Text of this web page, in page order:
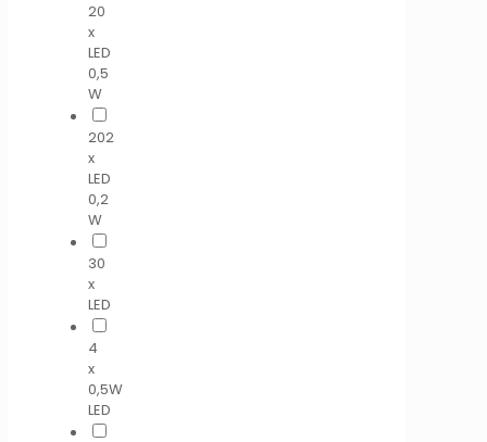
20
x
LED
0,5
W
202
x
LED
0,2
W
30
x
LED
4
x
0,5W
LED